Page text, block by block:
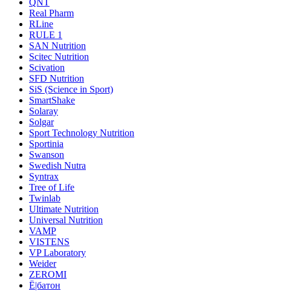
QNT
Real Pharm
RLine
RULE 1
SAN Nutrition
Scitec Nutrition
Scivation
SFD Nutrition
SiS (Science in Sport)
SmartShake
Solaray
Solgar
Sport Technology Nutrition
Sportinia
Swanson
Swedish Nutra
Syntrax
Tree of Life
Twinlab
Ultimate Nutrition
Universal Nutrition
VAMP
VISTENS
VP Laboratory
Weider
ZEROMI
Ё|батон